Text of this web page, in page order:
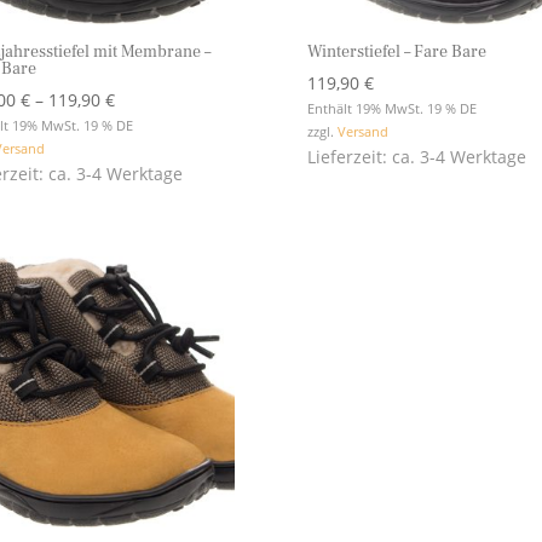
mit Membrane –
€ – 119,90 €Preisspanne:
119,00 €
119,90 €
19% MwSt. 19 % DE
ca. 3-4 Werktage
Winterstiefel – Fare Bare
119,90 €
Enthält 19% MwSt. 19 % DE
zzgl. Versand
Lieferzeit: ca. 3-4 Werktage